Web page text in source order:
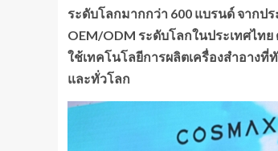
ระดับโลกมากกว่า 600 แบรนด์ จากป
OEM/ODM ระดับโลกในประเทศไทย
ใช้เทคโนโลยีการผลิตเครื่องสำอางที่
และทั่วโลก